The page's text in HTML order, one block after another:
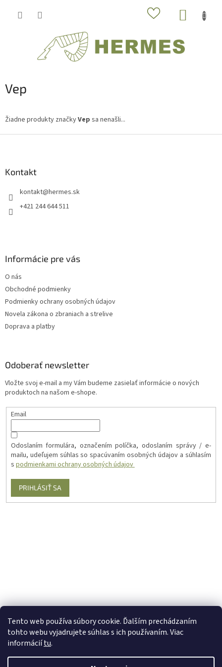
Tento web používa súbory cookie. Ďalším prechádzaním
tohto webu vyjadrujete súhlas s ich používaním. Viac
informáciítu.
Vep
Žiadne produkty značkyVep sa nenašli...
Kontakt
kontakt@hermes.sk
+421 244 644 511
Informácie pre vás
O nás
Obchodné podmienky
Podmienky ochrany osobných údajov
Novela zákona o zbraniach a strelive
Doprava a platby
Odoberať newsletter
Vložte svoj e-mail a my Vám budeme zasielať informácie o nových
produktoch na našom e-shope.
Email
Odoslaním formulára, označením políčka, odoslaním správy / e-
mailu, udeľujem súhlas so spacúvaním osobných údajov a súhlasím
s podmienkami ochrany osobných údajov
PRIHLÁSIŤ SA